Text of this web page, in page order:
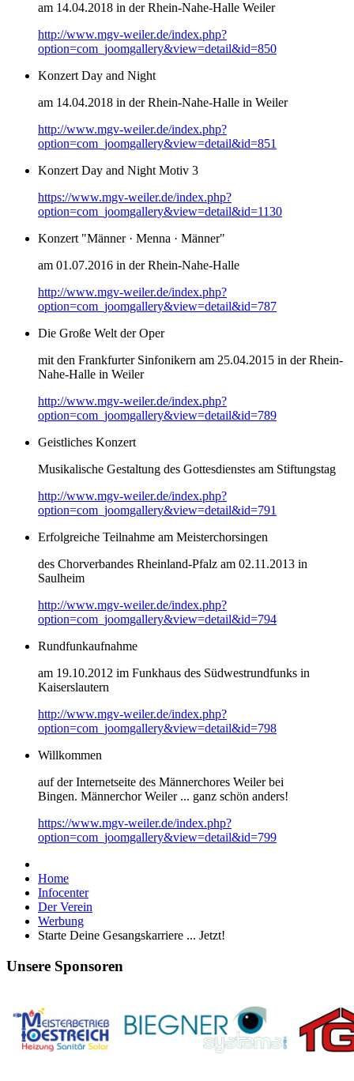
am 14.04.2018 in der Rhein-Nahe-Halle Weiler
http://www.mgv-weiler.de/index.php?
option=com_joomgallery&view=detail&id=850
Konzert Day and Night
am 14.04.2018 in der Rhein-Nahe-Halle in Weiler
http://www.mgv-weiler.de/index.php?
option=com_joomgallery&view=detail&id=851
Konzert Day and Night Motiv 3
https://www.mgv-weiler.de/index.php?
option=com_joomgallery&view=detail&id=1130
Konzert "Männer · Menna · Männer"
am 01.07.2016 in der Rhein-Nahe-Halle
http://www.mgv-weiler.de/index.php?
option=com_joomgallery&view=detail&id=787
Die Große Welt der Oper
mit den Frankfurter Sinfonikern am 25.04.2015 in der Rhein-
Nahe-Halle in Weiler
http://www.mgv-weiler.de/index.php?
option=com_joomgallery&view=detail&id=789
Geistliches Konzert
Musikalische Gestaltung des Gottesdienstes am Stiftungstag
http://www.mgv-weiler.de/index.php?
option=com_joomgallery&view=detail&id=791
Erfolgreiche Teilnahme am Meisterchorsingen
des Chorverbandes Rheinland-Pfalz am 02.11.2013 in
Saulheim
http://www.mgv-weiler.de/index.php?
option=com_joomgallery&view=detail&id=794
Rundfunkaufnahme
am 19.10.2012 im Funkhaus des Südwestrundfunks in
Kaiserslautern
http://www.mgv-weiler.de/index.php?
option=com_joomgallery&view=detail&id=798
Willkommen
auf der Internetseite des Männerchores Weiler bei
Bingen. Männerchor Weiler ... ganz schön anders!
https://www.mgv-weiler.de/index.php?
option=com_joomgallery&view=detail&id=799
Home
Infocenter
Der Verein
Werbung
Starte Deine Gesangskarriere ... Jetzt!
Unsere Sponsoren